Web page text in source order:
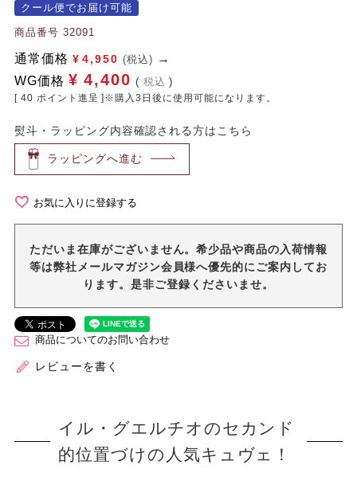
クール便でお届け可能
商品番号 32091
通常価格 ¥ 4,950 (税込)
WG価格 ¥ 4,400 税込
[ 40 ポイント進呈 ]※購入3日後に使用可能になります。
熨斗・ラッピング内容確認される方はこちら
ラッピングへ進む
お気に入りに登録する
ただいま在庫がございません。希少品や商品の入荷情報
等は弊社メールマガジン会員様へ優先的にご案内してお
ります。是非ご登録くださいませ。
商品についてのお問い合わせ
レビューを書く
イル・グエルチオのセカンド
的位置づけの人気キュヴェ！